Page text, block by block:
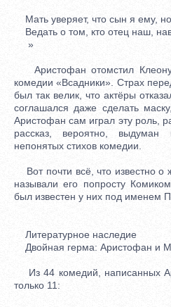
Мать уверяет, что сын я ему,
Ведать о том, кто отец наш,
»
Аристофан отомстил
комедии «Всадники». Страх
был так велик, что актёры
соглашался даже сделать
Аристофан сам играл эту роль,
рассказ, вероятно, выдуман
непонятых стихов комедии.
Вот почти всё, что известно о
называли его попросту
был известен у них под именем
Литературное наследие
Двойная герма: Аристофан и
Из 44 комедий, написанных
только 11: